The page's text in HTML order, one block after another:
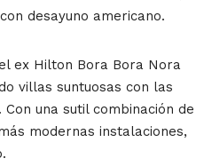
con desayuno americano.
ex Hilton Bora Bora Nora
villas suntuosas con las
una sutil combinación de
modernas instalaciones,